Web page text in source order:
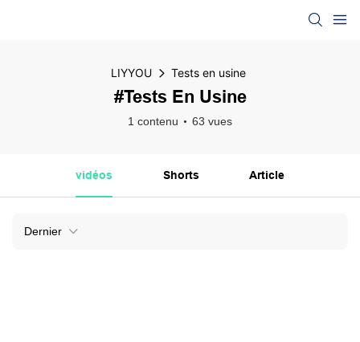
LIYYOU Tests en usine
#Tests En Usine
1 contenu 63 vues
vidéos Shorts Article
Dernier